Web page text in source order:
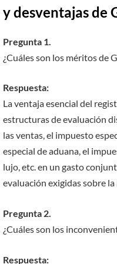
y desventajas de
Pregunta 1.
¿Cuáles son los méritos de
Respuesta:
La ventaja esencial del
estructuras de evaluación
las ventas, el impuesto
especial de aduana, el
lujo, etc. en un gasto
evaluación exigidas sobre
Pregunta 2.
¿Cuáles son los
Respuesta: